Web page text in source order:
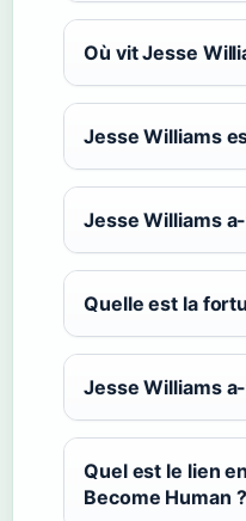
Où vit Jesse
Jesse Williams
Jesse Williams
Quelle est la
Jesse Williams
Quel est le lien
Become Human ?